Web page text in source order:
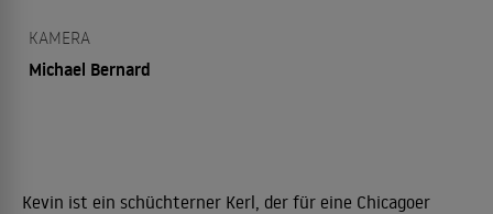
KAMERA
Michael Bernard
Kevin ist ein schüchterner Kerl, der für eine Chicagoer